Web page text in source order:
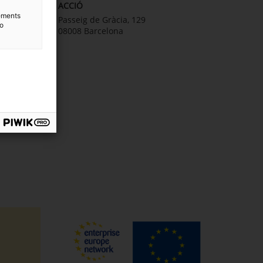
la
ACCIÓ
Passeig de Gràcia, 129
08008 Barcelona